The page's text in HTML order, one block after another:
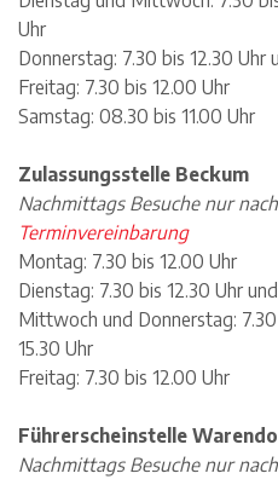
Uhr
Donnerstag: 7.30 bis 12.30 Uhr
Freitag: 7.30 bis 12.00 Uhr
Samstag: 08.30 bis 11.00 Uhr
Zulassungsstelle Beckum
Nachmittags Besuche nur
Terminvereinbarung
Montag: 7.30 bis 12.00 Uhr
Dienstag: 7.30 bis 12.30 Uhr
Mittwoch und Donnerstag: 7.30
15.30 Uhr
Freitag: 7.30 bis 12.00 Uhr
Führerscheinstelle
Nachmittags Besuche nur